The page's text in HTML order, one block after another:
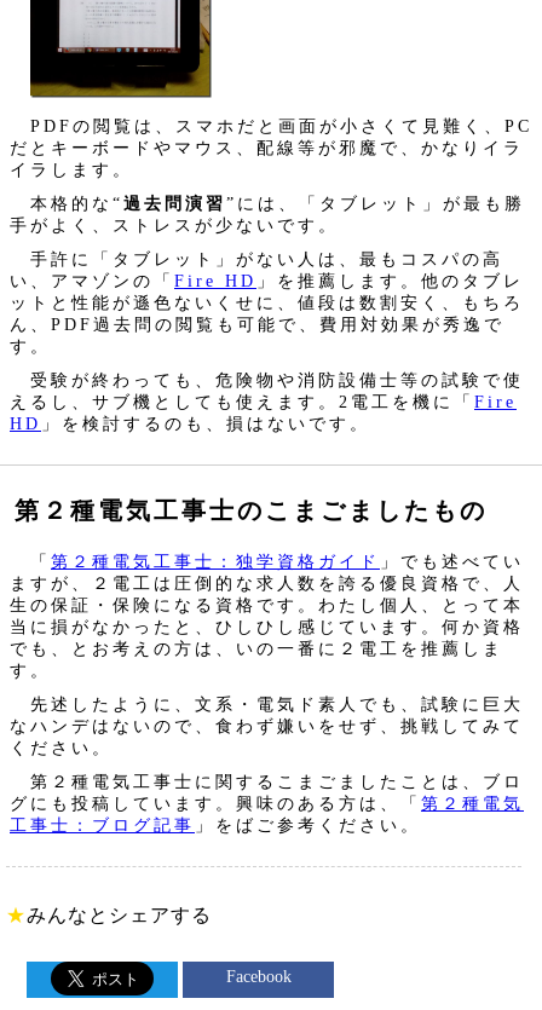
PDFの閲覧は、スマホだと画面が小さくて見難く、PC
だとキーボードやマウス、配線等が邪魔で、かなりイラ
イラします。
本格的な“過去問演習”には、「タブレット」が最も勝
手がよく、ストレスが少ないです。
手許に「タブレット」がない人は、最もコスパの高
い、アマゾンの「 Fire HD 」を推薦します。他のタブレ
ットと性能が遜色ないくせに、値段は数割安く、もちろ
ん、PDF過去問の閲覧も可能で、費用対効果が秀逸で
す。
受験が終わっても、危険物や消防設備士等の試験で使
えるし、サブ機としても使えます。2電工を機に「 Fire
HD 」を検討するのも、損はないです。
第２種電気工事士のこまごましたもの
「 第２種電気工事士：独学資格ガイド
」でも述べてい
ますが、２電工は圧倒的な求人数を誇る優良資格で、人
生の保証・保険になる資格です。わたし個人、とって本
当に損がなかったと、ひしひし感じています。何か資格
でも、とお考えの方は、いの一番に２電工を推薦しま
す。
先述したように、文系・電気ド素人でも、試験に巨大
なハンデはないので、食わず嫌いをせず、挑戦してみて
ください。
第２種電気工事士に関するこまごましたことは、ブロ
グにも投稿しています。興味のある方は、「 第２種電気
工事士：ブログ記事 」をばご参考ください。
★みんなとシェアする
Facebook